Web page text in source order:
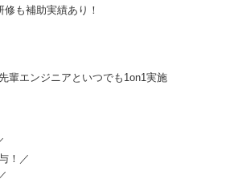
も補助実績あり！
輩エンジニアといつでも1on1実施
！／